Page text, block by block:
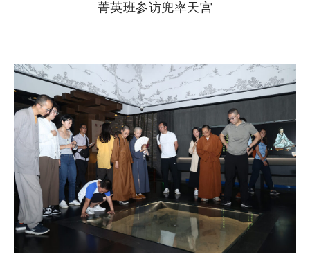
菁英班参访兜率天宫